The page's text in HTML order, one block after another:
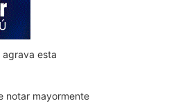
esta
notar mayormente